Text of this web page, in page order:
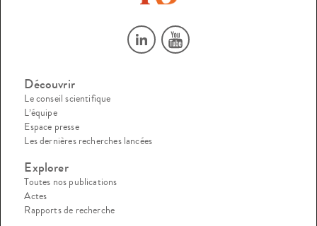
Découvrir
Le conseil scientifique
L’équipe
Espace presse
Les dernières recherches lancées
Explorer
Toutes nos publications
Actes
Rapports de recherche